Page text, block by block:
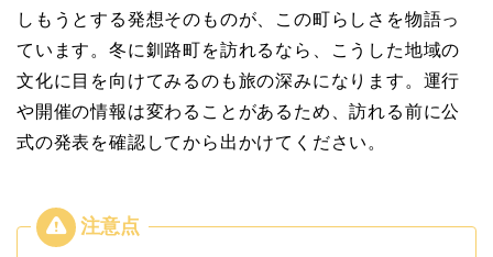
しもうとする発想そのものが、この町らしさを物語っ
ています。冬に釧路町を訪れるなら、こうした地域の
文化に目を向けてみるのも旅の深みになります。運行
や開催の情報は変わることがあるため、訪れる前に公
式の発表を確認してから出かけてください。